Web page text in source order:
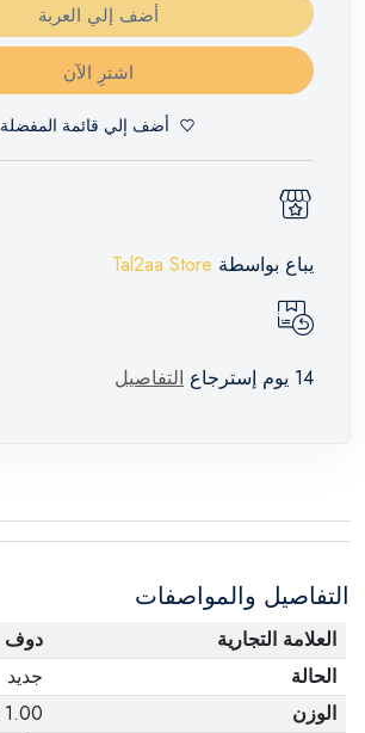
أضف إلي العربة
اشترِ الآن
أضف إلي قائمة المفضلة
يباع بواسطة Tal2aa Store
14 يوم إسترجاع التفاصيل
التفاصيل والمواصفات
العلامة التجارية
دوف
الحالة
جديد
الوزن
1.00 كجم